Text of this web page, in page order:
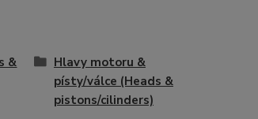
&
Hlavy motoru &
písty/válce (Heads &
pistons/cilinders)